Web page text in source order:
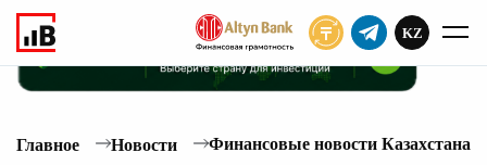
KZ
Главное Новости Финансовые новости Казахстана